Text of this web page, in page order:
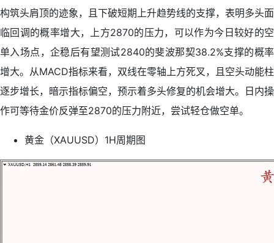
构筑头肩顶的迹象，且下破短期上升趋势线的支撑，表明多头面
临回调的概率增大，上方2870的压力，可以作为今日较好的空
单入场点，企稳后有望测试2840的斐波那契38.2%支撑的概率
增大。从MACD指标来看，双线在零轴上方死叉，且空头动能柱
逐步增长，暗示指标偏空，预示着多头修复的机会增大。日内操
作可等待金价反弹至2870的压力附近，尝试轻仓做空单。
黄金（XAUUSD）1H周期图